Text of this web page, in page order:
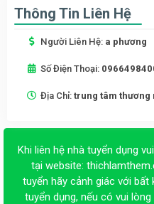
Thông Tin Liên Hệ
Người Liên Hệ: a phương
Số Điện Thoại:
Địa Chỉ: trung tâm thương
Khi liên hệ nhà tuyển dụng
tại website:
tuyển hãy cảnh giác với
tuyển dụng, nếu có vui